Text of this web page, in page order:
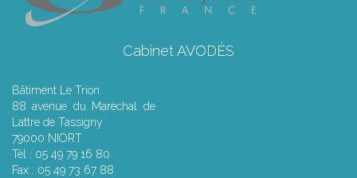
Cabinet AVODÈS
Bâtiment Le Trion
88 avenue du Maréchal de
Lattre de Tassigny
79000 NIORT
Tél : 05 49 79 16 80
Fax : 05 49 73 67 88